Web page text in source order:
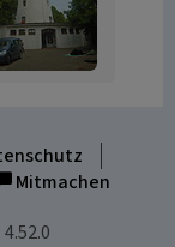
Mitmachen